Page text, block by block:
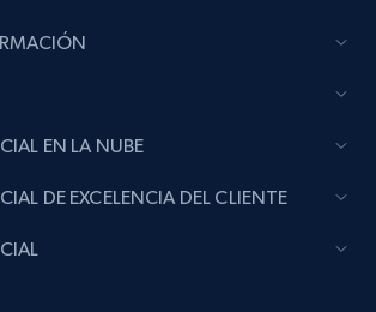
EN LA NUBE
DE EXCELENCIA DEL CLIENTE